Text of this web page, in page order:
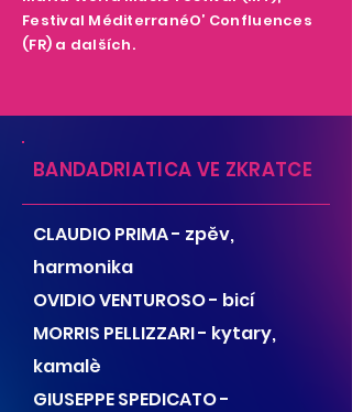
Festival MéditerranéO’ Confluences
(FR) a dalších.
BANDADRIATICA VE ZKRATCE
CLAUDIO PRIMA - zpěv,
harmonika
OVIDIO VENTUROSO - bicí
MORRIS PELLIZZARI - kytary,
kamalè
GIUSEPPE SPEDICATO -